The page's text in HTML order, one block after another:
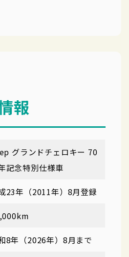
報
グランドチェロキー 70
記念特別仕様車
23年（2011年）8月登録
8年（2026年）8月まで